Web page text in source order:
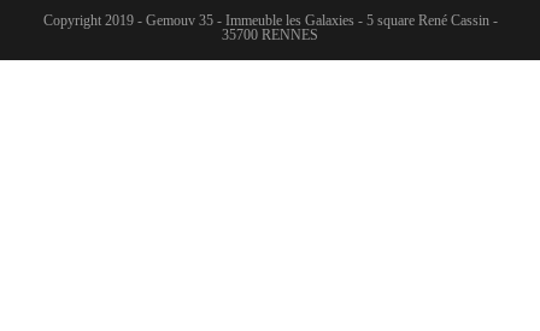
Copyright 2019 - Gemouv 35 - Immeuble les Galaxies - 5 square René Cassin -
35700 RENNES